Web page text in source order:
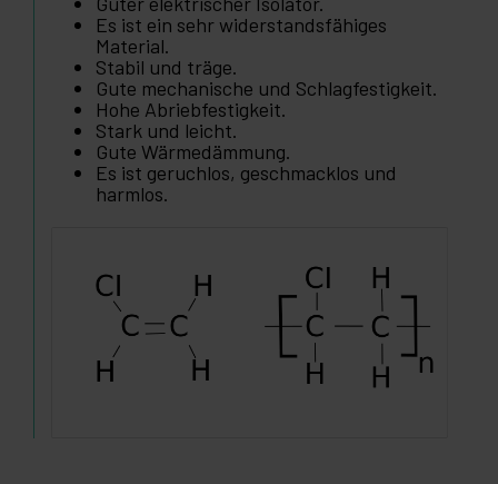
Es ist ein sehr widerstandsfähiges
Material.
Stabil und träge.
Gute mechanische und Schlagfestigkeit.
Hohe Abriebfestigkeit.
Stark und leicht.
Gute Wärmedämmung.
Es ist geruchlos, geschmacklos und
harmlos.